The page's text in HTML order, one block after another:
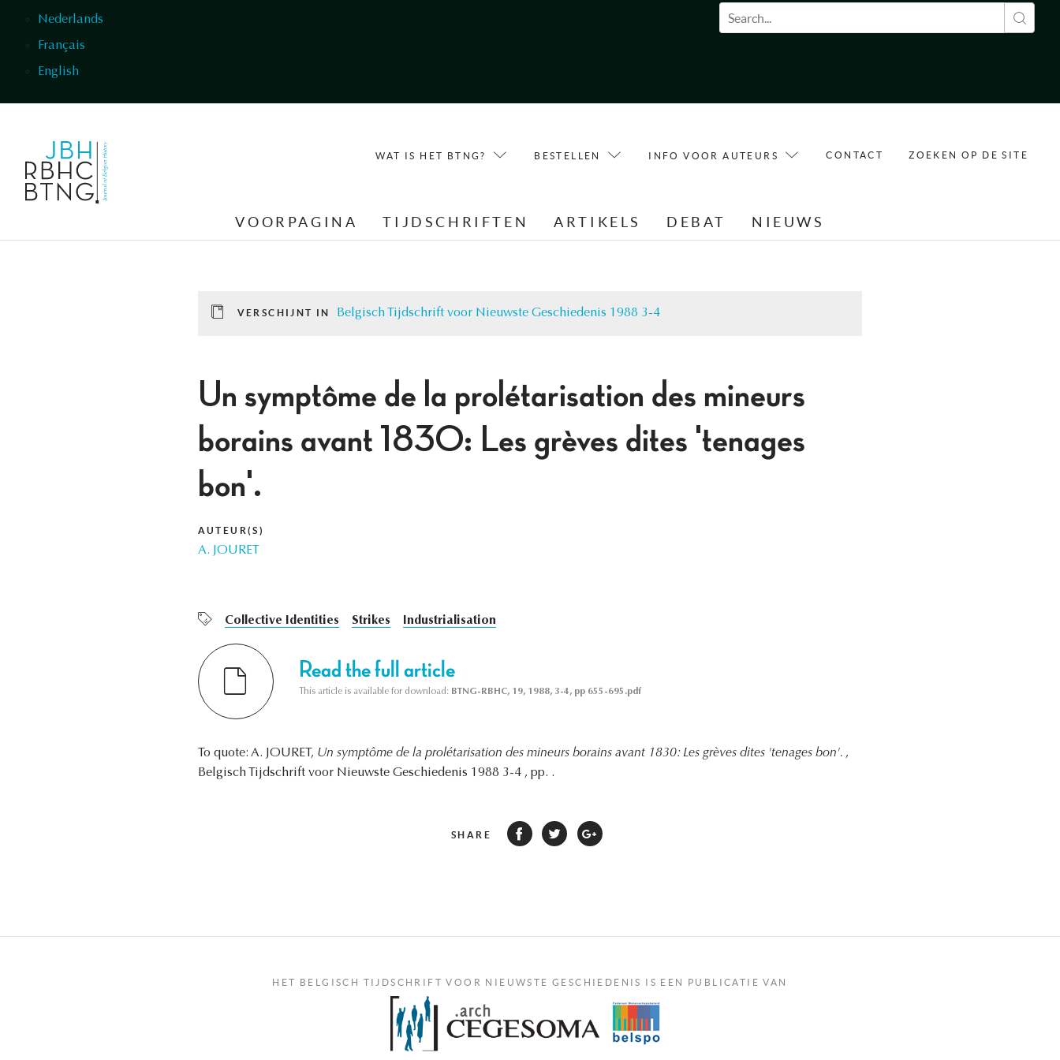
Nederlands
Français
English
Zoekveld
WAT IS HET BTNG? BESTELLEN INFO VOOR AUTEURS CONTACT ZOEKEN OP DE SITE
VOORPAGINA TIJDSCHRIFTEN ARTIKELS DEBAT NIEUWS
VERSCHIJNT IN Belgisch Tijdschrift voor Nieuwste Geschiedenis 1988 3-4
Un symptôme de la prolétarisation des mineurs
borains avant 1830: Les grèves dites 'tenages
bon'.
AUTEUR(S)
A. JOURET
Collective Identities Strikes Industrialisation
Read the full article
This article is available for download: BTNG-RBHC, 19, 1988, 3-4, pp 655-695.pdf
To quote: A. JOURET, Un symptôme de la prolétarisation des mineurs borains avant 1830: Les grèves dites 'tenages bon'. ,
Belgisch Tijdschrift voor Nieuwste Geschiedenis 1988 3-4 , pp. .
SHARE
HET BELGISCH TIJDSCHRIFT VOOR NIEUWSTE GESCHIEDENIS IS EEN PUBLICATIE VAN